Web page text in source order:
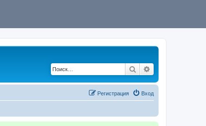
Поиск
Вход
Регистрация